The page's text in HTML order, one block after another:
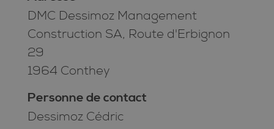
DMC Dessimoz Management
Construction SA, Route d'Erbignon
29
1964 Conthey
Personne de contact
Dessimoz Cédric